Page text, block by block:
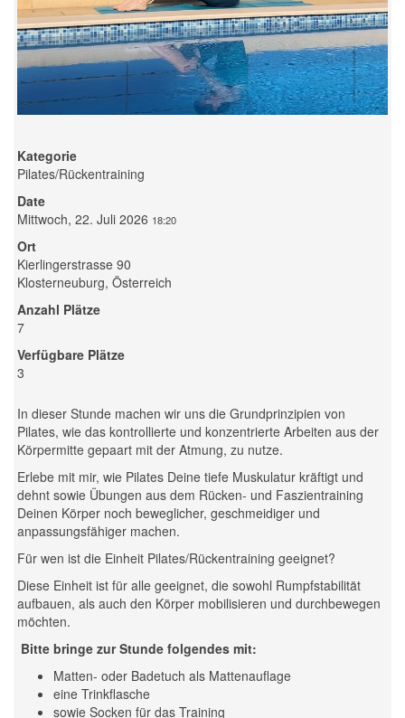
Kategorie
Pilates/Rückentraining
Date
Mittwoch, 22. Juli 2026 18:20
Ort
Kierlingerstrasse 90
Klosterneuburg, Österreich
Anzahl Plätze
7
Verfügbare Plätze
3
In dieser Stunde machen wir uns die Grundprinzipien von
Pilates, wie das kontrollierte und konzentrierte Arbeiten aus der
Körpermitte gepaart mit der Atmung, zu nutze.
Erlebe mit mir, wie Pilates Deine tiefe Muskulatur kräftigt und
dehnt sowie Übungen aus dem Rücken- und Faszientraining
Deinen Körper noch beweglicher, geschmeidiger und
anpassungsfähiger machen.
Für wen ist die Einheit Pilates/Rückentraining geeignet?
Diese Einheit ist für alle geeignet, die sowohl Rumpfstabilität
aufbauen, als auch den Körper mobilisieren und durchbewegen
möchten.
Bitte bringe zur Stunde folgendes mit:
Matten- oder Badetuch als Mattenauflage
eine Trinkflasche
sowie Socken für das Training